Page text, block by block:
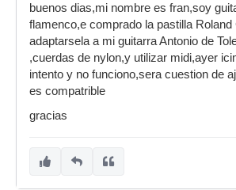
buenos dias,mi nombre es fran,soy
flamenco,e comprado la pastilla
adaptarsela a mi guitarra Antonio de
,cuerdas de nylon,y utilizar midi,ayer
intento y no funciono,sera cuestion de
es compatrible
gracias